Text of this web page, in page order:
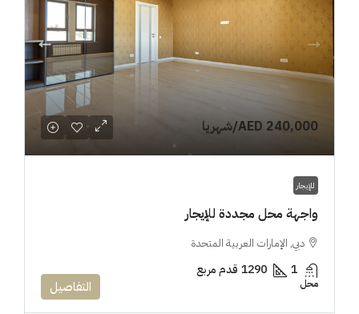
AED 240,000/شهريا
للإيجار
واجهة محل مجددة للإيجار
دبي, الإمارات العربية المتحدة
1
1290 قدم مربع
محل التفاصيل